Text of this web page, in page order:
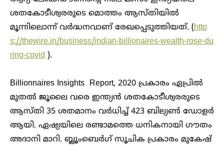
ശതകോടീശ്വരരുടെ മൊത്തം ആസ്തിയിൽ
മൂന്നിലൊന്ന് വർദ്ധനവാണ് രേഖപ്പെടുത്തിയത്. (http
s://thewire.in/business/indian-billionaires-wealth-rose-du
ring-covid ).
Billionnaires Insights Report, 2020 പ്രകാരം ഏപ്രിൽ
മുതൽ ജൂലൈ വരെ ഇന്ത്യൻ ശതകോടീശ്വരരുടെ
ആസ്തി 35 ശതമാനം വർധിച്ച് 423 ബില്യൺ ഡോളർ
ആയി. ഏഷ്യയിലെ രണ്ടാമത്തെ ധനികനായി ഗൗതം
അദാനി മാറി. ബ്ലൂംബെർഗ് സൂചിക പ്രകാരം മുകേഷ്